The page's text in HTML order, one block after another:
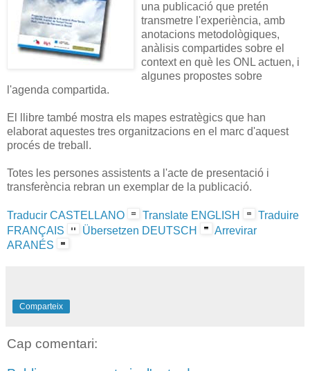
una publicació que pretén
transmetre l'experiència, amb
anotacions metodològiques,
anàlisis compartides sobre el
context en què les ONL actuen, i
algunes propostes sobre
l'agenda compartida.
El llibre també mostra els mapes estratègics que han
elaborat aquestes tres organitzacions en el marc d'aquest
procés de treball.
Totes les persones assistents a l'acte de presentació i
transferència rebran un exemplar de la publicació.
Traducir CASTELLANO Translate ENGLISH
Traduire
FRANÇAIS
Übersetzen DEUTSCH
Arrevirar
ARANÉS
Comparteix
Cap comentari: